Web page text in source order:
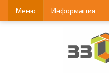
Меню Информация